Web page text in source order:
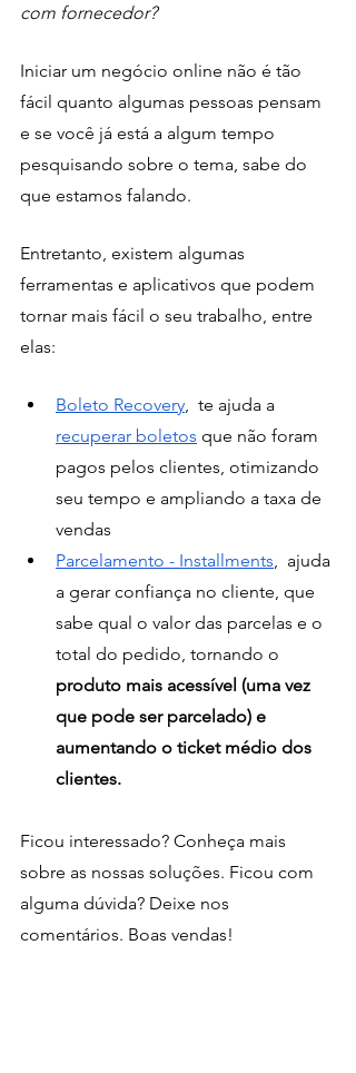
com fornecedor?
Iniciar um negócio online não é tão
fácil quanto algumas pessoas pensam
e se você já está a algum tempo
pesquisando sobre o tema, sabe do
que estamos falando.
Entretanto, existem algumas
ferramentas e aplicativos que podem
tornar mais fácil o seu trabalho, entre
elas:
Boleto Recovery ,  te ajuda a
recuperar boletos que não foram
pagos pelos clientes, otimizando
seu tempo e ampliando a taxa de
vendas
Parcelamento - Installments ,  ajuda
a gerar confiança no cliente, que
sabe qual o valor das parcelas e o
total do pedido, tornando o
produto mais acessível (uma vez
que pode ser parcelado) e
aumentando o ticket médio dos
clientes.
Ficou interessado? Conheça mais
sobre as nossas soluções. Ficou com
alguma dúvida? Deixe nos
comentários. Boas vendas!